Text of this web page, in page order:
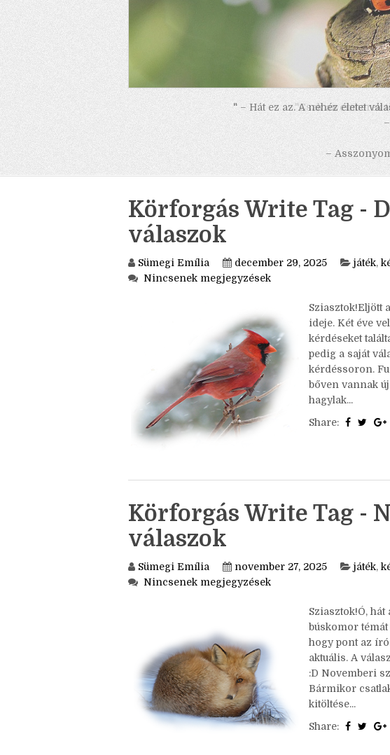
" – Hát ez az. A nehéz életet
–
Körforgás Write Tag -
válaszok
december 29, 2025 játék,
Nincsenek megjegyzések
Sziasztok!Eljött
ideje. Két éve
kérdéseket
pedig a saját
kérdéssoron.
Körforgás Write Tag -
válaszok
november 27, 2025 játék,
Sziasztok!Ó,
búskomor
hogy pont az
aktuális. A
:D Novemberi
Bármikor